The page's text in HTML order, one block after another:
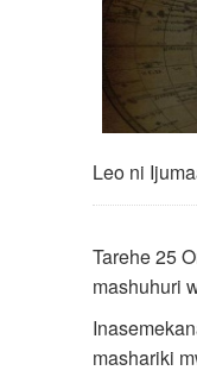
Leo ni
Tarehe 25
mashuhuri
mashariki